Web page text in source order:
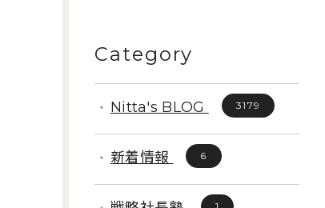
Category
Nitta's BLOG 3179
新着情報 6